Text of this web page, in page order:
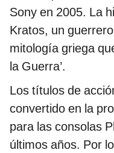
Sony en 2005. La
Kratos, un
mitología griega
la Guerra’.
Los títulos de
convertido en la
para las consolas
últimos años. Por